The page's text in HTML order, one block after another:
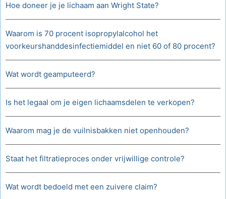
Hoe doneer je je lichaam aan Wright State?
Waarom is 70 procent isopropylalcohol het
voorkeurshanddesinfectiemiddel en niet 60 of 80 procent?
Wat wordt geamputeerd?
Is het legaal om je eigen lichaamsdelen te verkopen?
Waarom mag je de vuilnisbakken niet openhouden?
Staat het filtratieproces onder vrijwillige controle?
Wat wordt bedoeld met een zuivere claim?